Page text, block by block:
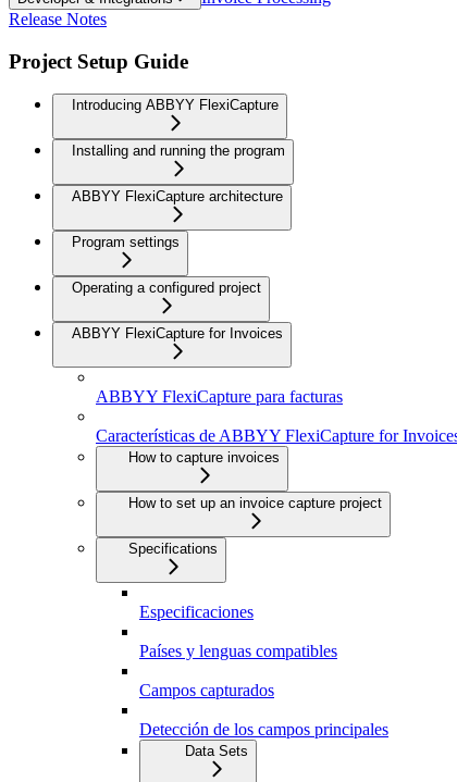
Release Notes
Project Setup Guide
Introducing ABBYY FlexiCapture
Installing and running the program
ABBYY FlexiCapture architecture
Program settings
Operating a configured project
ABBYY FlexiCapture for Invoices
ABBYY FlexiCapture para facturas
Características de ABBYY FlexiCapture for
How to capture invoices
How to set up an invoice capture project
Specifications
Especificaciones
Países y lenguas compatibles
Campos capturados
Detección de los campos principales
Data Sets